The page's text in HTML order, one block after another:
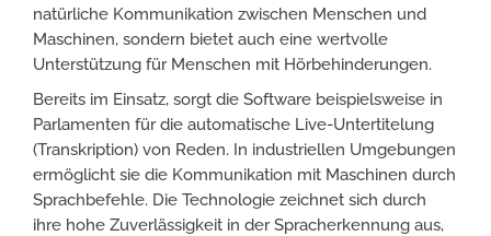
natürliche Kommunikation zwischen Menschen und
Maschinen, sondern bietet auch eine wertvolle
Unterstützung für Menschen mit Hörbehinderungen.
Bereits im Einsatz, sorgt die Software beispielsweise in
Parlamenten für die automatische Live-Untertitelung
(Transkription) von Reden. In industriellen Umgebungen
ermöglicht sie die Kommunikation mit Maschinen durch
Sprachbefehle. Die Technologie zeichnet sich durch
ihre hohe Zuverlässigkeit in der Spracherkennung aus,